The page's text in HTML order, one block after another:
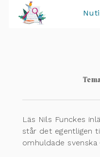
Läs Nils Funckes
står det egentligen
omhuldade